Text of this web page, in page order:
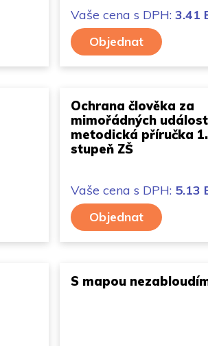
Vaše cena s DPH: 3.41
Objednat
Ochrana člověka za
mimořádných
metodická příručka 1.
stupeň ZŠ
Vaše cena s DPH: 5.13
Objednat
S mapou